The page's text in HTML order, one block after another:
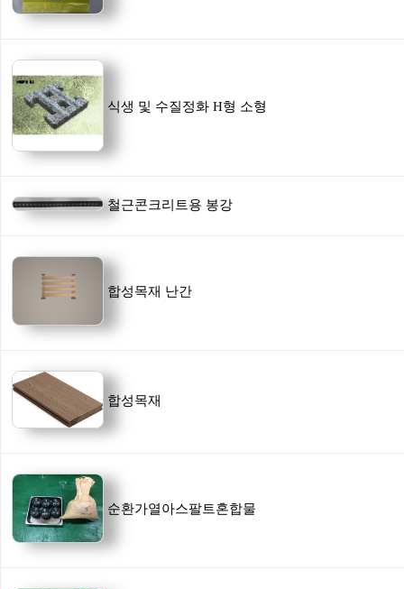
식생 및 수질정화 H형 소형
철근콘크리트용 봉강
합성목재 난간
합성목재
순환가열아스팔트혼합물